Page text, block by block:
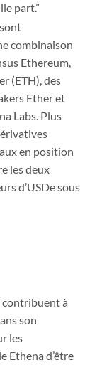
part.”
combinaison
Ethereum,
(ETH), des
Ether et
Labs. Plus
en position
les deux
d’USDe sous
contribuent à
son
les
Ethena d’être